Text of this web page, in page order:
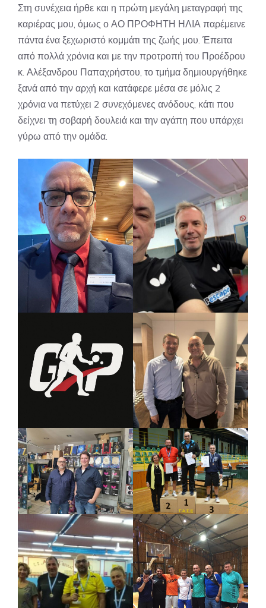
Στη συνέχεια ήρθε και η πρώτη μεγάλη μεταγραφή της
καριέρας μου, όμως ο ΑΟ ΠΡΟΦΗΤΗ ΗΛΙΑ παρέμεινε
πάντα ένα ξεχωριστό κομμάτι της ζωής μου. Έπειτα
από πολλά χρόνια και με την προτροπή του Προέδρου
κ. Αλέξανδρου Παπαχρήστου, το τμήμα δημιουργήθηκε
ξανά από την αρχή και κατάφερε μέσα σε μόλις 2
χρόνια να πετύχει 2 συνεχόμενες ανόδους, κάτι που
δείχνει τη σοβαρή δουλειά και την αγάπη που υπάρχει
γύρω από την ομάδα.